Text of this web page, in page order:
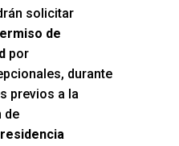
solicitar
de
por
durante
previos a la
de